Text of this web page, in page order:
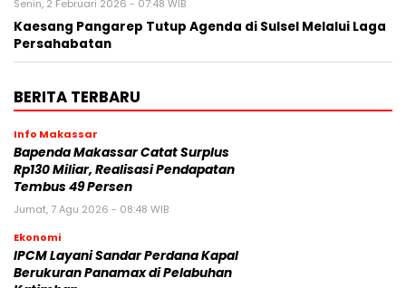
Senin, 2 Februari 2026 - 07:48 WIB
Kaesang Pangarep Tutup Agenda di Sulsel Melalui Laga
Persahabatan
BERITA TERBARU
Info Makassar
Bapenda Makassar Catat Surplus
Rp130 Miliar, Realisasi Pendapatan
Tembus 49 Persen
Jumat, 7 Agu 2026 - 08:48 WIB
Ekonomi
IPCM Layani Sandar Perdana Kapal
Berukuran Panamax di Pelabuhan